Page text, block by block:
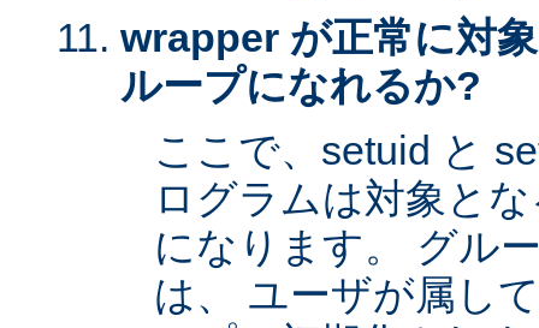
wrapper が正常に対
ループになれるか?
ここで、setuid と
ログラムは対象と
になります。 グル
は、 ユーザが属し